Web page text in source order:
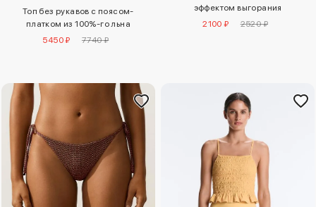
Топ без рукавов с поясом-
платком из 100%-го льна
5450 ₽
7740 ₽
эффектом выгорания
2100 ₽
2520 ₽